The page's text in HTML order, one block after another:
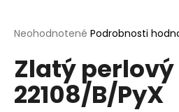
Priemerné
produktu
je
0,0
z
Neohodnotené Podrobnosti
Zlatý
22108/B/PyX
j
ť
?